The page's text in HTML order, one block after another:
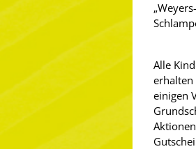
Alle
erhalten
einigen